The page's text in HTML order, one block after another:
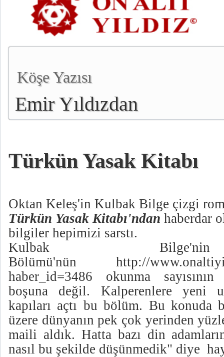
Köşe Yazısı
Emir Yıldızdan
Türkün Yasak Kitabı
Oktan Keleş'in Kulbak Bilge çizgi
Türkün Yasak Kitabı'ndan haberdar
bilgiler hepimizi sarstı.
Kulbak
Bölümü'nün http://
haber_id=3486 okunma
boşuna değil. Kalperenlere yeni
kapıları açtı bu bölüm. Bu konuda
üzere dünyanın pek çok yerinden
maili aldık. Hatta bazı din
nasıl bu şekilde düşünmedik" diye